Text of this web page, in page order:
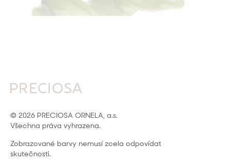
© 2026 PRECIOSA ORNELA, a.s.
Všechna práva vyhrazena.
Zobrazované barvy nemusí zcela odpovídat
skutečnosti.